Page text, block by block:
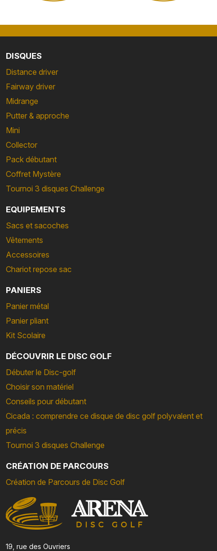
DISQUES
Distance driver
Fairway driver
Midrange
Putter & approche
Mini
Collector
Pack débutant
Coffret Mystère
Tournoi 3 disques Challenge
EQUIPEMENTS
Sacs et sacoches
Vêtements
Accessoires
Chariot repose sac
PANIERS
Panier métal
Panier pliant
Kit Scolaire
DÉCOUVRIR LE DISC GOLF
Débuter le Disc-golf
Choisir son matériel
Conseils pour débutant
Cicada : comprendre ce disque de disc golf polyvalent et
précis
Tournoi 3 disques Challenge
CRÉATION DE PARCOURS
Création de Parcours de Disc Golf
19, rue des Ouvriers